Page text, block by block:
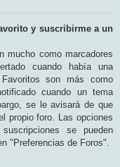
y suscribirme a un
mucho como marcadores
cuando había una
son más como
cuando un tema
se le avisará de que
propio foro. Las opciones
se pueden
"Preferencias de Foros".